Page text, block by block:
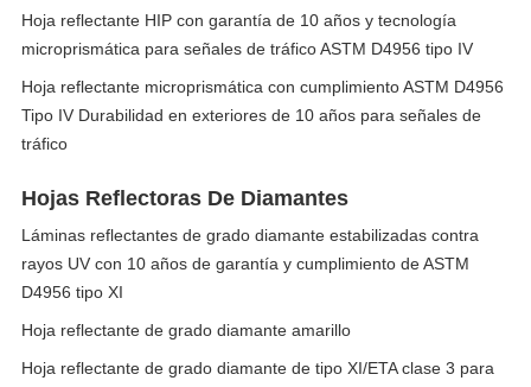
Hoja reflectante HIP con garantía de 10 años y tecnología
microprismática para señales de tráfico ASTM D4956 tipo IV
Hoja reflectante microprismática con cumplimiento ASTM D4956
Tipo IV Durabilidad en exteriores de 10 años para señales de
tráfico
Hojas Reflectoras De Diamantes
Láminas reflectantes de grado diamante estabilizadas contra
rayos UV con 10 años de garantía y cumplimiento de ASTM
D4956 tipo XI
Hoja reflectante de grado diamante amarillo
Hoja reflectante de grado diamante de tipo XI/ETA clase 3 para